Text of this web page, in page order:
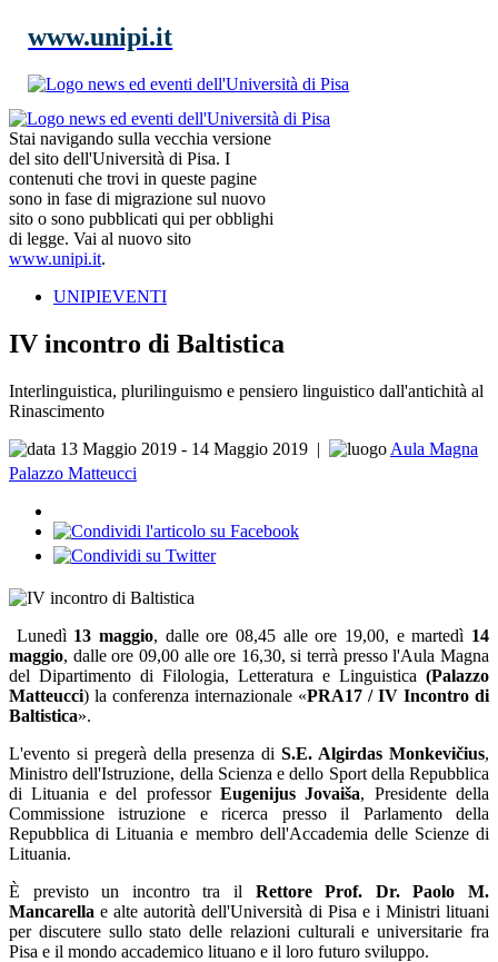
www.unipi.it
Stai navigando sulla vecchia versione
del sito dell'Università di Pisa. I
contenuti che trovi in queste pagine
sono in fase di migrazione sul nuovo
sito o sono pubblicati qui per obblighi
di legge. Vai al nuovo sito
www.unipi.it.
UNIPIEVENTI
IV incontro di Baltistica
Interlinguistica, plurilinguismo e pensiero linguistico dall'antichità al
Rinascimento
13 Maggio 2019 - 14 Maggio 2019 |
Aula Magna
Palazzo Matteucci
Lunedì 13 maggio, dalle ore 08,45 alle ore 19,00, e martedì 14
maggio, dalle ore 09,00 alle ore 16,30, si terrà presso l'Aula Magna
del Dipartimento di Filologia, Letteratura e Linguistica (Palazzo
Matteucci) la conferenza internazionale «PRA17 / IV Incontro di
Baltistica».
L'evento si pregerà della presenza di S.E. Algirdas Monkevičius,
Ministro dell'Istruzione, della Scienza e dello Sport della Repubblica
di Lituania e del professor Eugenijus Jovaiša, Presidente della
Commissione istruzione e ricerca presso il Parlamento della
Repubblica di Lituania e membro dell'Accademia delle Scienze di
Lituania.
È previsto un incontro tra il Rettore Prof. Dr. Paolo M.
Mancarella e alte autorità dell'Università di Pisa e i Ministri lituani
per discutere sullo stato delle relazioni culturali e universitarie fra
Pisa e il mondo accademico lituano e il loro futuro sviluppo.